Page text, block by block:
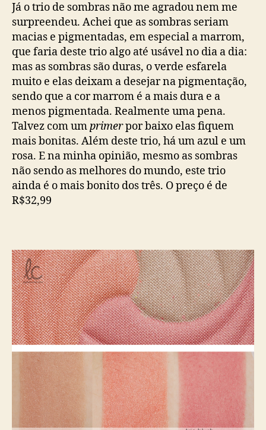
Já o trio de sombras não me agradou nem me
surpreendeu. Achei que as sombras seriam
macias e pigmentadas, em especial a marrom,
que faria deste trio algo até usável no dia a dia:
mas as sombras são duras, o verde esfarela
muito e elas deixam a desejar na pigmentação,
sendo que a cor marrom é a mais dura e a
menos pigmentada. Realmente uma pena.
Talvez com umprimerpor baixo elas fiquem
mais bonitas. Além deste trio, há um azul e um
rosa. E na minha opinião, mesmo as sombras
não sendo as melhores do mundo, este trio
ainda é o mais bonito dos três. O preço é de
R$32,99